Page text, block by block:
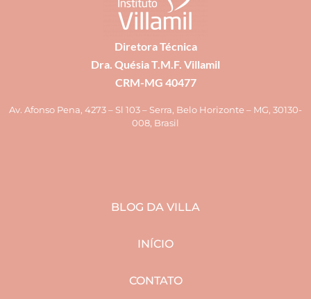
Diretora Técnica
Dra. Quésia T.M.F. Villamil
CRM-MG 40477
Av. Afonso Pena, 4273 – Sl 103 – Serra, Belo Horizonte – MG, 30130-
008, Brasil
BLOG DA VILLA
INÍCIO
CONTATO